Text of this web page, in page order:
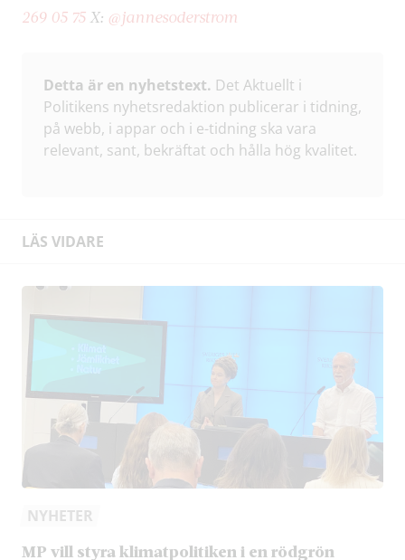
269 05 75 X: @jannesoderstrom
Detta är en nyhetstext. Det Aktuellt i
Politikens nyhetsredaktion publicerar i tidning,
på webb, i appar och i e-tidning ska vara
relevant, sant, bekräftat och hålla hög kvalitet.
LÄS VIDARE
NYHETER
MP vill styra klimatpolitiken i en rödgrön